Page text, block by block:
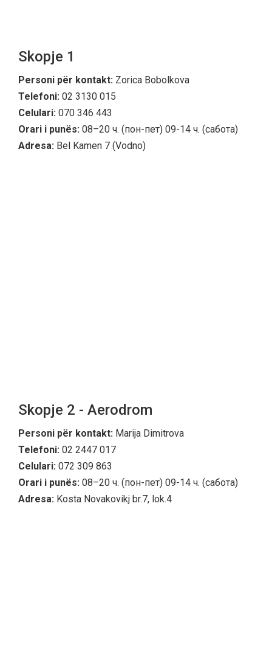
Skopje 1
Personi për kontakt: Zorica Bobolkova
Telefoni: 02 3130 015
Celulari: 070 346 443
Orari i punës: 08–20 ч. (пон-пет) 09-14 ч. (сабота)
Adresa: Bel Kamen 7 (Vodno)
Skopje 2 - Aerodrom
Personi për kontakt: Marija Dimitrova
Telefoni: 02 2447 017
Celulari: 072 309 863
Orari i punës: 08–20 ч. (пон-пет) 09-14 ч. (сабота)
Adresa: Kosta Novakovikj br.7, lok.4